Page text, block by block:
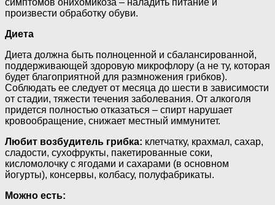
произвести обработку обуви.
Диета
Диета должна быть полноценной и сбалансированной,
поддерживающей здоровую микрофлору (а не ту, которая
будет благоприятной для размножения грибков).
Соблюдать ее следует от месяца до шести в зависимости
от стадии, тяжести течения заболевания. От алкоголя
придется полностью отказаться – спирт нарушает
кровообращение, снижает местный иммунитет.
Любит возбудитель грибка: клетчатку, крахмал, сахар,
сладости, сухофрукты, пакетированные соки,
кисломолочку с ягодами и сахарами (в основном
йогурты), консервы, колбасу, полуфабрикаты.
Можно есть: